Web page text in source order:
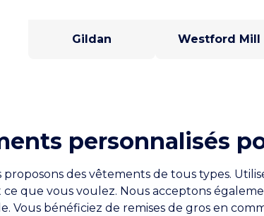
Gildan Westford Mill
personnalisés
proposons des vêtements de tous types.
que vous voulez. Nous acceptons
Vous bénéficiez de remises de gros en